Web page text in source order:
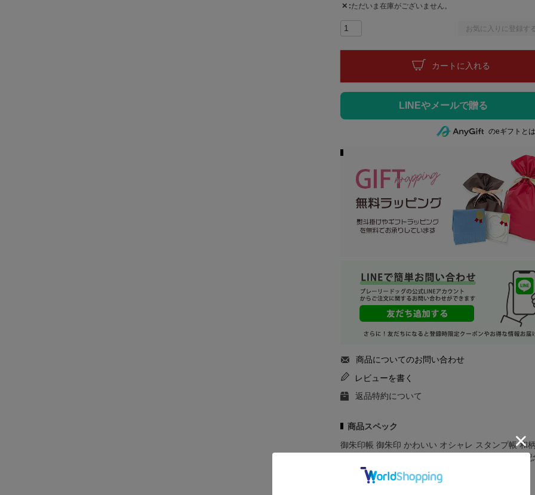
✕ ただいま在庫がございません。
お気に入りに登録す
カートに入れる
のeギフトと
商品についてのお問い合わせ
レビューを書く
返品特約について
商品スペック
御朱印帳 御朱印 かわいい オシャレ スタンプ帳 和
仏閣 神社めぐり お寺巡り お遍路 参拝 神事 旅行